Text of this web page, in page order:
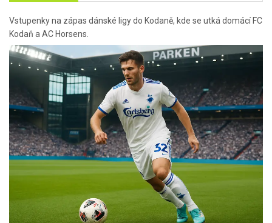
Vstupenky na zápas dánské ligy do Kodaně, kde se utká domácí FC
Kodaň a AC Horsens.